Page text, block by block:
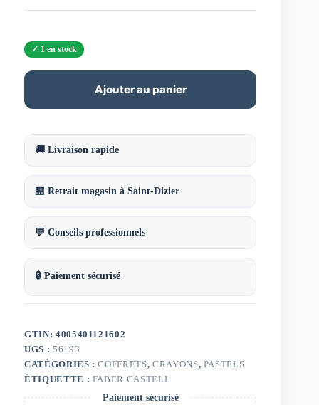
1 en stock
Ajouter au panier
🚚 Livraison rapide
🏪 Retrait magasin à Saint-Dizier
💬 Conseils professionnels
🔒 Paiement sécurisé
GTIN: 4005401121602
UGS : 56193
CATÉGORIES :COFFRETS, CRAYONS, PASTELS
ÉTIQUETTE : FABER CASTELL
Paiement sécurisé